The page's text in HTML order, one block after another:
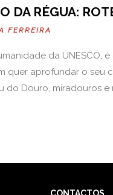
DA RÉGUA:
FERREIRA
da
quer aprofundar o seu
do Douro, miradouros e